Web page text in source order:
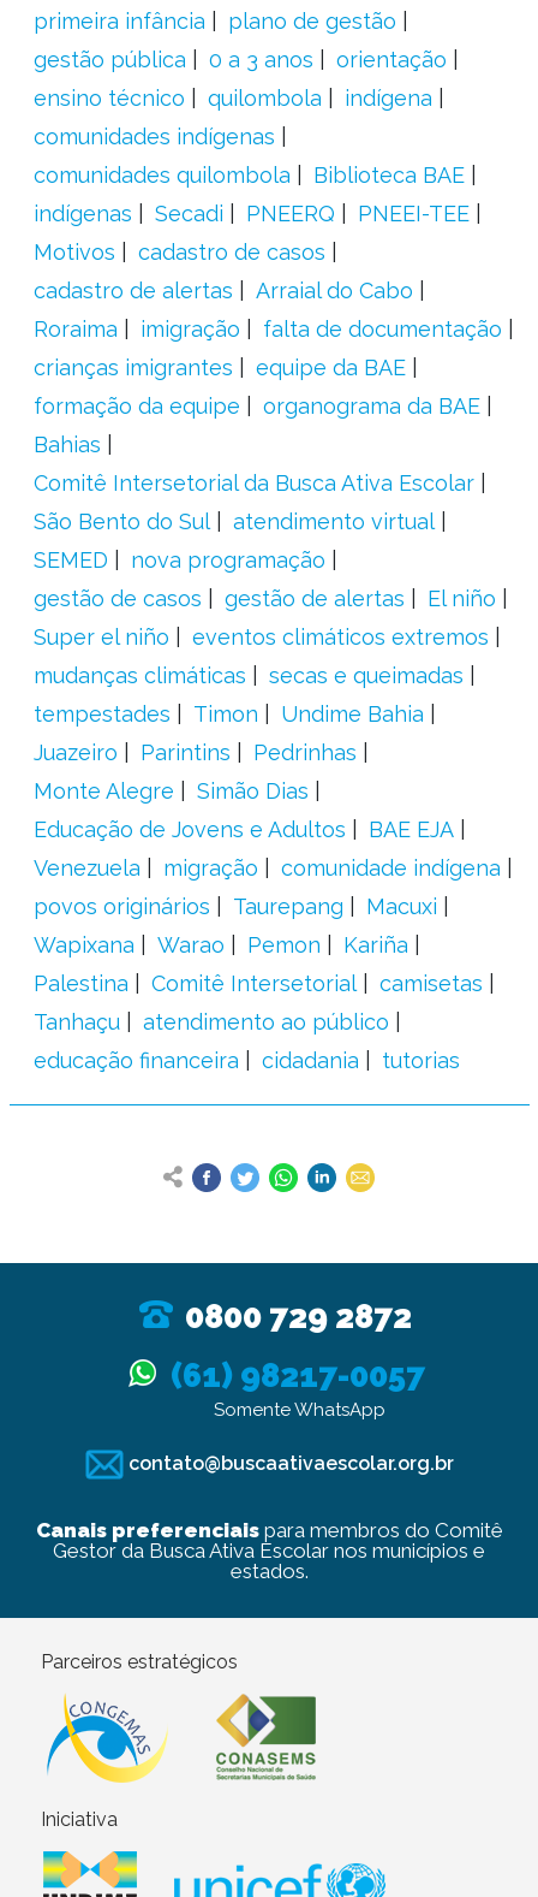
primeira infância
plano de gestão
gestão pública
0 a 3 anos
orientação
ensino técnico
quilombola
indígena
comunidades indígenas
comunidades quilombola
Biblioteca BAE
indígenas
Secadi PNEERQ
PNEEI-TEE
Motivos
cadastro de casos
cadastro de alertas
Arraial do Cabo
Roraima
imigração
falta de documentação
crianças imigrantes
equipe da BAE
formação da equipe
organograma da BAE
Bahias
Comitê Intersetorial da Busca Ativa Escolar
São Bento do Sul
atendimento virtual
SEMED
nova programação
gestão de casos
gestão de alertas
El niño
Super el niño
eventos climáticos extremos
mudanças climáticas
secas e queimadas
tempestades
Timon
Undime Bahia
Juazeiro
Parintins
Pedrinhas
Monte Alegre
Simão Dias
Educação de Jovens e Adultos
BAE EJA
Venezuela
migração
comunidade indígena
povos originários
Taurepang
Macuxi
Wapixana
Warao Pemon
Kariña
Palestina
Comitê Intersetorial
camisetas
Tanhaçu
atendimento ao público
educação financeira
cidadania tutorias
0800 729 2872
(61) 98217-0057
Somente WhatsApp
contato@buscaativaescolar.org.br
Canais preferenciaispara membros do Comitê
Gestor da Busca Ativa Escolar nos municípios e
estados.
Parceiros estratégicos
Iniciativa